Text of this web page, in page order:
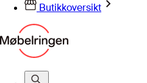
Butikkoversikt